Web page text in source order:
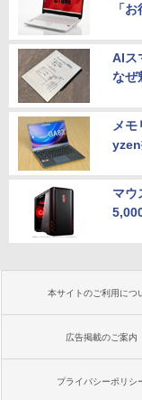
「
AIス
なぜ
メモ
マウ
本サイトのご利用につ
広告掲載のご案内
プライバシーポリシ